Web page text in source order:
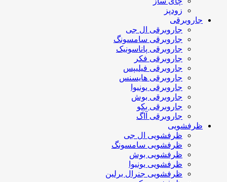
زودپز
جاروبرقی
جاروبرقی ال جی
جاروبرقی سامسونگ
جاروبرقی پاناسونیک
جاروبرقی فکر
جاروبرقی فیلیپس
جاروبرقی هایسنس
جاروبرقی یونیوا
جاروبرقی بوش
جاروبرقی بکو
جاروبرقی آاگ
ظرفشویی
ظرفشویی ال جی
ظرفشویی سامسونگ
ظرفشویی بوش
ظرفشویی یونیوا
ظرفشویی جنرال برلین